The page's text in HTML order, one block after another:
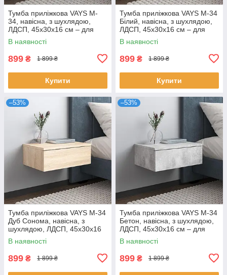
Тумба приліжкова VAYS M-
34, навісна, з шухлядою,
ЛДСП, 45х30х16 см – для
спальні
В наявності
899 ₴ 1 899 ₴
Купити
Тумба приліжкова VAYS M-34
Білий, навісна, з шухлядою,
ЛДСП, 45х30х16 см – для
спальні
В наявності
899 ₴ 1 899 ₴
Купити
–53%
Тумба приліжкова VAYS M-34
Дуб Сонома, навісна, з
шухлядою, ЛДСП, 45х30х16
см – для спальні
В наявності
899 ₴ 1 899 ₴
–53%
Тумба приліжкова VAYS M-34
Бетон, навісна, з шухлядою,
ЛДСП, 45х30х16 см – для
спальні
В наявності
899 ₴ 1 899 ₴